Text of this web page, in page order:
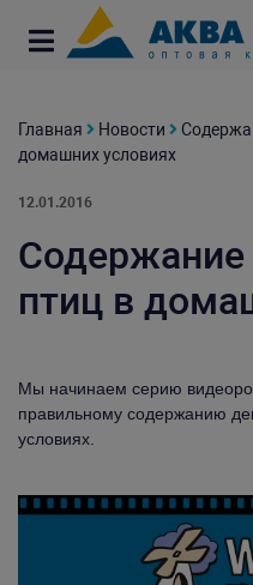
Главная Новости
домашних условиях
12.01.2016
птиц в
Мы начинаем серию
правильному содержанию
условиях.